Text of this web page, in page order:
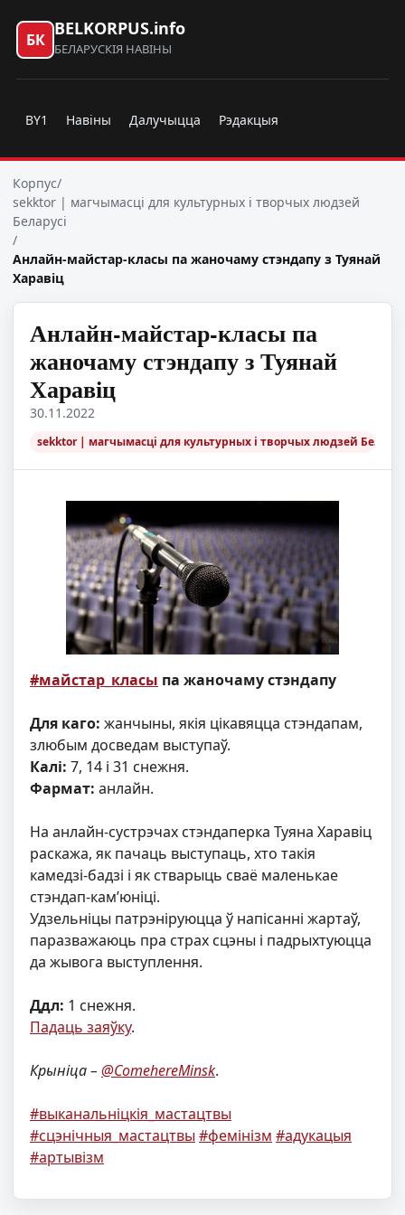
БК
BELKORPUS.info
БЕЛАРУСКІЯ НАВІНЫ
BY1 Навіны Далучыцца Рэдакцыя
Корпус/
sekktor | магчымасці для культурных і творчых людзей
Беларусі
/
Анлайн-майстар-класы па жаночаму стэндапу з Туянай
Харавіц
Анлайн-майстар-класы па
жаночаму стэндапу з Туянай
Харавіц
30.11.2022
sekktor | магчымасці для культурных і творчых людзей
#майстар_класы па жаночаму стэндапу
Для каго: жанчыны, якія цікавяцца стэндапам,
злюбым досведам выступаў.
Калі: 7, 14 і 31 снежня.
Фармат: анлайн.
На анлайн-сустрэчах стэндаперка Туяна Харавіц
раскажа, як пачаць выступаць, хто такія
камедзі-бадзі і як стварыць сваё маленькае
стэндап-кам’юніці.
Удзельніцы патрэніруюцца ў напісанні жартаў,
паразважаюць пра страх сцэны і падрыхтуюцца
да жывога выступлення.
Ддл: 1 снежня.
Падаць заяўку.
Крыніца – @ComehereMinsk.
#выканальніцкія_мастацтвы
#сцэнічныя_мастацтвы #фемінізм #адукацыя
#артывізм